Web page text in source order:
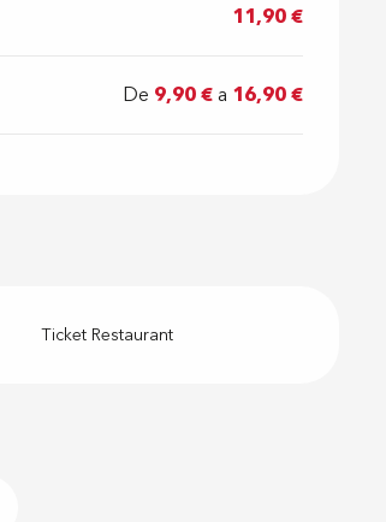
11,90 €
De 9,90 €a 16,90 €
Ticket Restaurant